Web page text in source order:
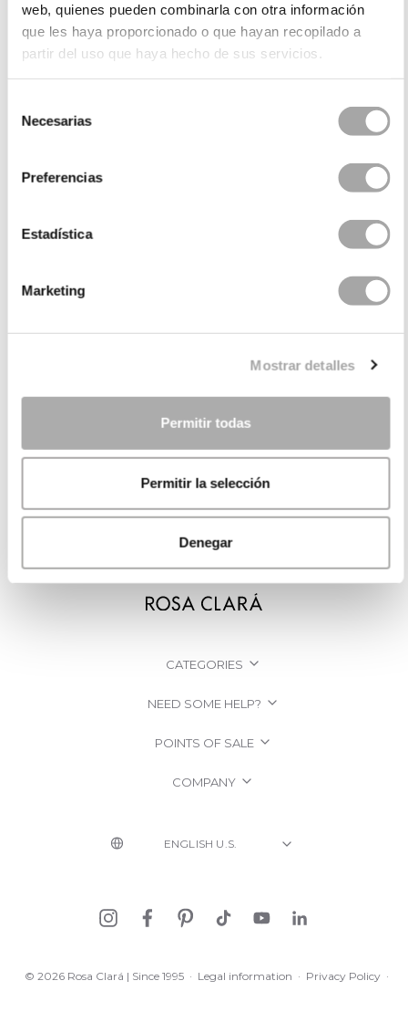
web, quienes pueden combinarla con otra información
que les haya proporcionado o que hayan recopilado a
partir del uso que haya hecho de sus servicios.
Necesarias
Preferencias
Estadística
Marketing
Mostrar detalles
Permitir todas
Permitir la selección
Denegar
CATEGORIES
NEED SOME HELP?
POINTS OF SALE
COMPANY
© 2026 Rosa Clará | Since 1995 · Legal information · Privacy Policy ·